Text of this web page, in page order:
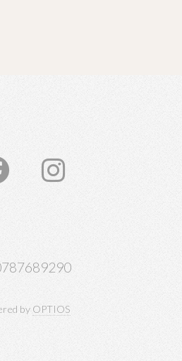
by OPTIOS